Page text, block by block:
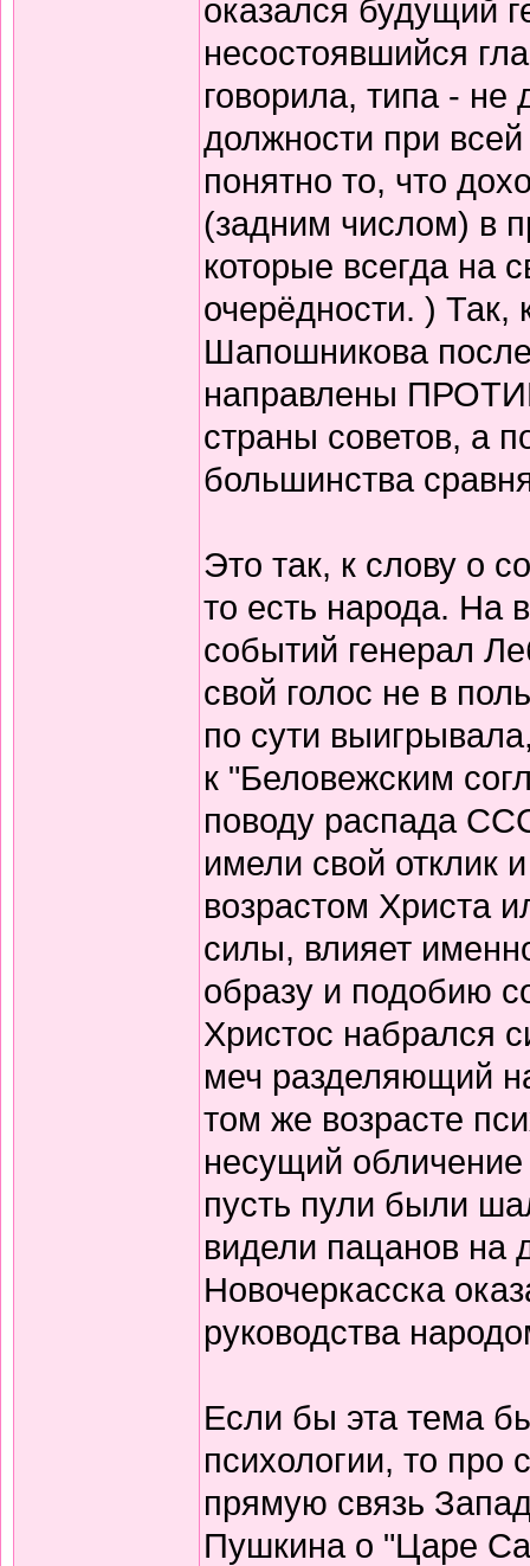
оказался будущий
несостоявшийся
говорила, типа - не
должности при
понятно то, что
(задним числом) в
которые всегда на
очерёдности. ) Так,
Шапошникова
направлены
страны советов, а
большинства
Это так, к слову о
то есть народа. На
событий генерал
свой голос не в
по сути
к "Беловежским
поводу распада
имели свой отклик
возрастом Христа
силы, влияет
образу и подобию
Христос набрался
меч разделяющий
том же возрасте
несущий обличение
пусть пули были
видели пацанов на
Новочеркасска
руководства
Если бы эта тема
психологии, то
прямую связь
Пушкина о "Царе